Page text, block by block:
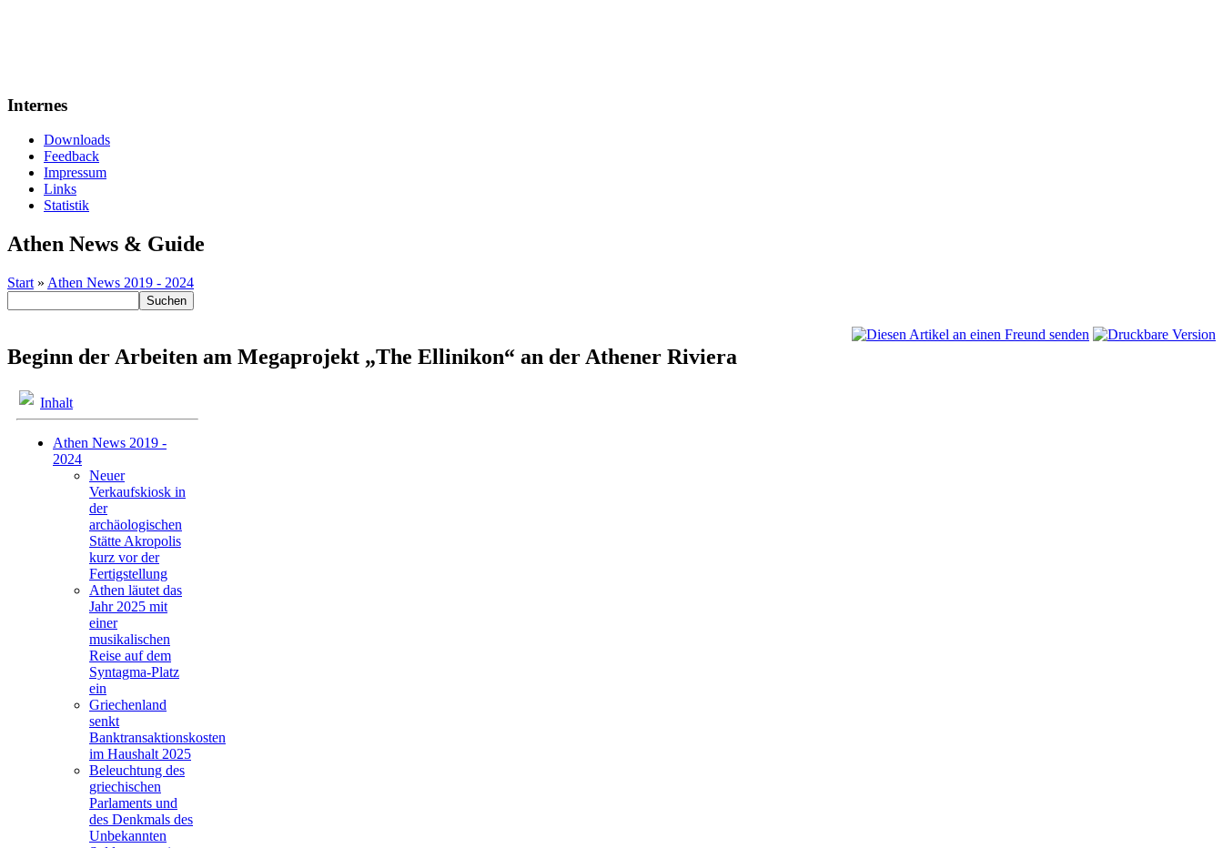
Internes
Downloads
Feedback
Impressum
Links
Statistik
Athen News & Guide
Start » Athen News 2019 - 2024
Beginn der Arbeiten am Megaprojekt „The Ellinikon“ an der Athener Riviera
Inhalt
Athen News 2019 -
2024
Neuer
Verkaufskiosk in
der
archäologischen
Stätte Akropolis
kurz vor der
Fertigstellung
Athen läutet das
Jahr 2025 mit
einer
musikalischen
Reise auf dem
Syntagma-Platz
ein
Griechenland
senkt
Banktransaktionskosten
im Haushalt 2025
Beleuchtung des
griechischen
Parlaments und
des Denkmals des
Unbekannten